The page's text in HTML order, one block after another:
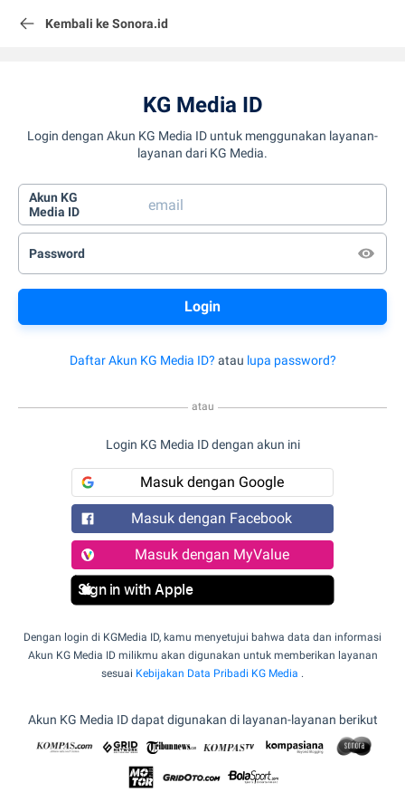
Kembali ke Sonora.id
KG Media ID
Login dengan Akun KG Media ID untuk menggunakan layanan-
layanan dari KG Media.
Akun KG
Media ID
Password
Daftar Akun KG Media ID? atau lupa password?
atau
Login KG Media ID dengan akun ini
Masuk dengan Google
Masuk dengan Facebook
Masuk dengan MyValue
Sign in with Apple
Dengan login di KGMedia ID, kamu menyetujui bahwa data dan informasi
Akun KG Media ID milikmu akan digunakan untuk memberikan layanan
sesuai Kebijakan Data Pribadi KG Media .
Akun KG Media ID dapat digunakan di layanan-layanan berikut